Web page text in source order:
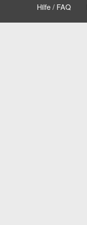
Hilfe / FAQ